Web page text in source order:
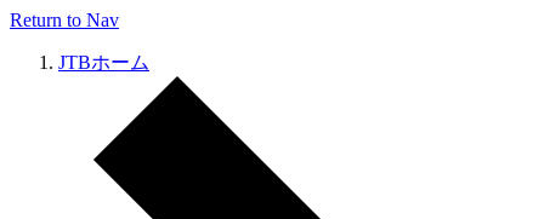
Return to Nav
JTBホーム